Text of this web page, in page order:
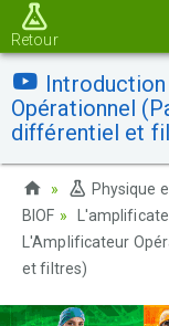
Retour
Opérationnel
différentiel et
Physique
BIOF
L'Amplificateur
et filtres)